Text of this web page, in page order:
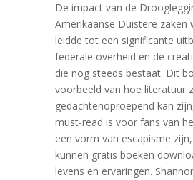
De impact van de
Amerikaanse Duistere zaken
leidde tot een significante
federale overheid en de
die nog steeds bestaat. Dit
voorbeeld van hoe literatuur
gedachtenoproepend kan
must-read is voor fans van
een vorm van escapisme
kunnen gratis boeken
levens en ervaringen.